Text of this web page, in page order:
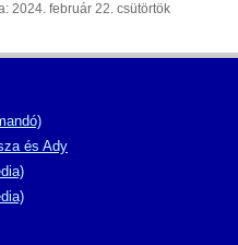
2024. február 22. csütörtök
és Ady